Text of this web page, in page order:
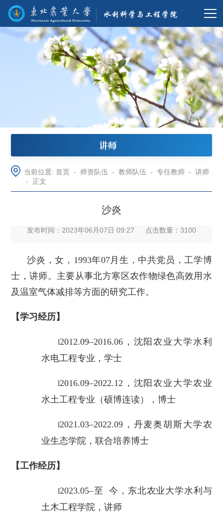
讲师
当前位置:首页 - 师资队伍 -教师队伍 -专任教师 -讲师
- 正文
沙炎
发布时间：2023年06月07日 09:27 点击数量： 3100
沙炎，女，1993年07月生，中共党员，工学博
士，讲师。主要从事北方寒区农作物绿色高效用水
及温室气体减排等方面的研究工作。
【学习经历】
l2012.09–2016.06，沈阳农业大学水利
水电工程专业，学士
l2016.09–2022.12，沈阳农业大学农业
水土工程专业（硕博连读），博士
l2021.03–2022.09，丹麦奥胡斯大学农
业生态学院，联合培养博士
【工作经历】
l2023.05–至 今，东北农业大学水利与
土木工程学院，讲师